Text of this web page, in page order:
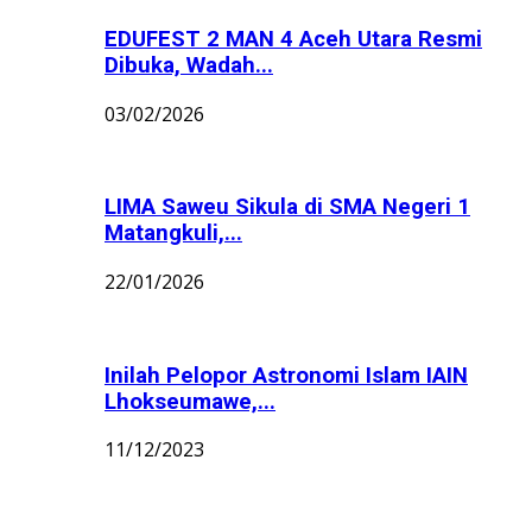
EDUFEST 2 MAN 4 Aceh Utara Resmi
Dibuka, Wadah...
03/02/2026
LIMA Saweu Sikula di SMA Negeri 1
Matangkuli,...
22/01/2026
Inilah Pelopor Astronomi Islam IAIN
Lhokseumawe,...
11/12/2023